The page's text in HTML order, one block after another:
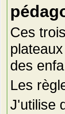
Ces
des
Les
J'utilise